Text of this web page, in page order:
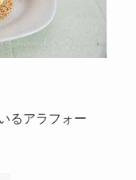
るアラフォー